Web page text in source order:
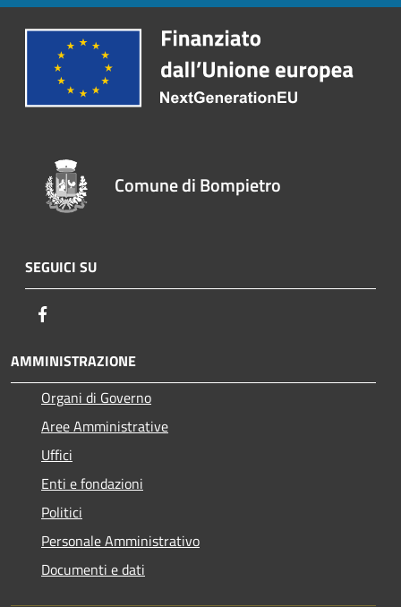
Comune di Bompietro
SEGUICI SU
AMMINISTRAZIONE
Organi di Governo
Aree Amministrative
Uffici
Enti e fondazioni
Politici
Personale Amministrativo
Documenti e dati